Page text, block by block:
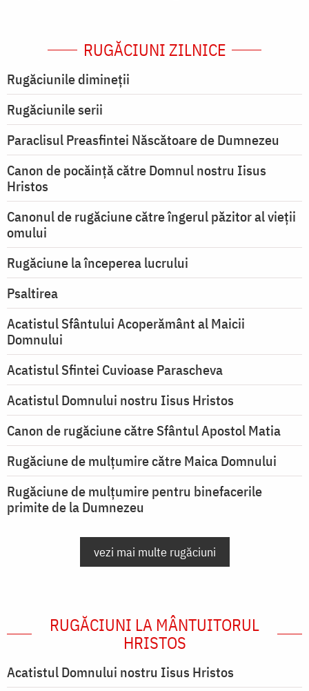
RUGĂCIUNI ZILNICE
Rugăciunile dimineții
Rugăciunile serii
Paraclisul Preasfintei Născătoare de Dumnezeu
Canon de pocăință către Domnul nostru Iisus
Hristos
Canonul de rugăciune către îngerul păzitor al vieții
omului
Rugăciune la începerea lucrului
Psaltirea
Acatistul Sfântului Acoperământ al Maicii
Domnului
Acatistul Sfintei Cuvioase Parascheva
Acatistul Domnului nostru Iisus Hristos
Canon de rugăciune către Sfântul Apostol Matia
Rugăciune de mulţumire către Maica Domnului
Rugăciune de mulțumire pentru binefacerile
primite de la Dumnezeu
vezi mai multe rugăciuni
RUGĂCIUNI LA MÂNTUITORUL
HRISTOS
Acatistul Domnului nostru Iisus Hristos